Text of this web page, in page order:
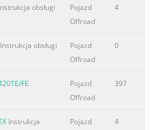
obsługi
Pojazd
Offroad
4
Instrukcja obsługi
Pojazd
Offroad
0
FE
Pojazd
Offroad
397
Instrukcja
Pojazd
4